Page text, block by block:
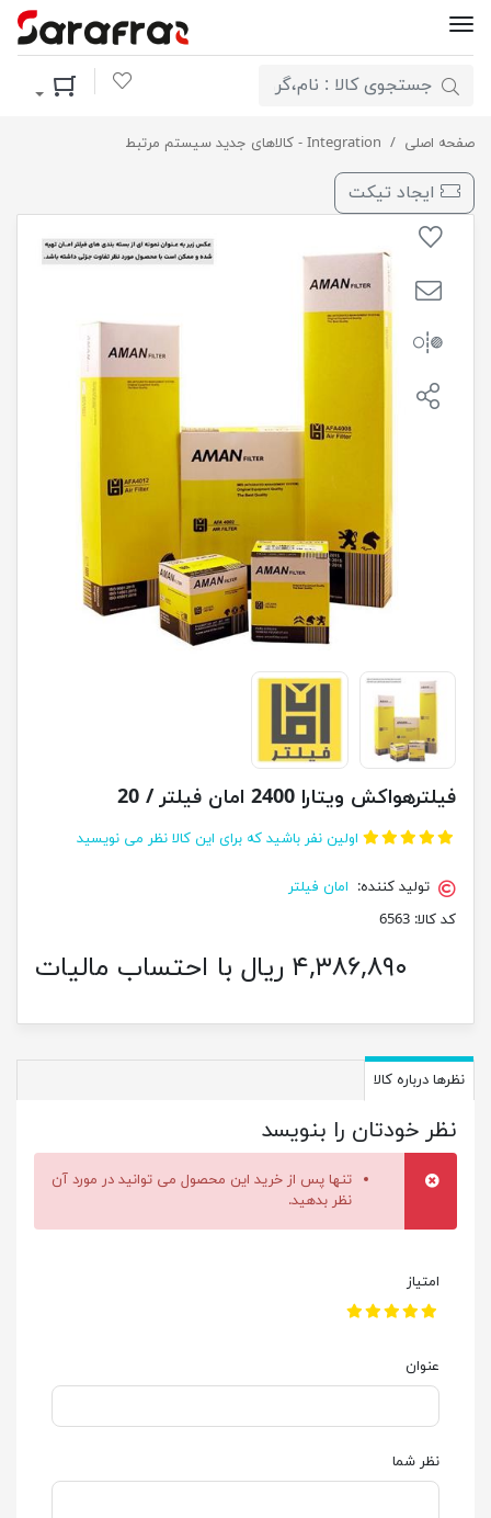
لیست مورد علاقه
سبد خرید
صفحه اصلی Integration - کالاهای جدید سیستم مرتبط
فیلترهواکش ویتارا 2400 امان فیلتر / 20
ایجاد تیکت
فیلترهواکش ویتارا 2400 امان فیلتر / 20
اولین نفر باشید که برای این کالا نظر می نویسید
تولید کننده: امان فیلتر
کد کالا: 6563
۴,۳۸۶,۸۹۰ ریال با احتساب مالیات
نظرها درباره کالا
نظر خودتان را بنویسد
تنها پس از خرید این محصول می توانید در مورد آن
نظر بدهید.
امتیاز
عنوان
نظر شما